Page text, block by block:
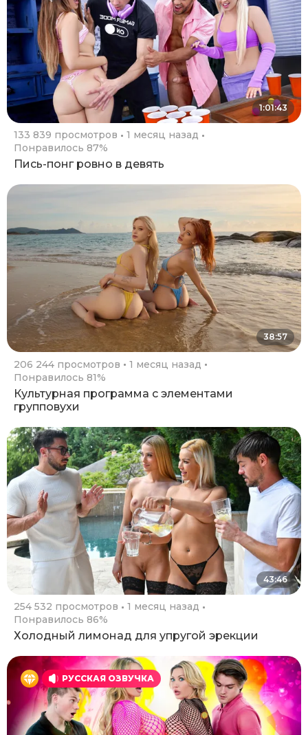
1:01:43
133 839 просмотров
1 месяц назад
Понравилось 87%
Пись-понг ровно в девять
38:57
206 244 просмотров
1 месяц назад
Понравилось 81%
Культурная программа с элементами
групповухи
43:46
254 532 просмотров
1 месяц назад
Понравилось 86%
Холодный лимонад для упругой эрекции
РУССКАЯ ОЗВУЧКА